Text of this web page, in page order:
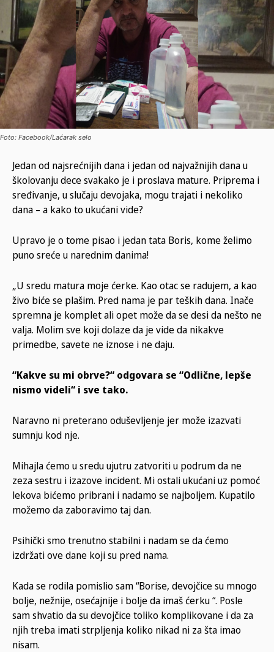
Foto: Facebook/Laćarak selo
Jedan od najsrećnijih dana i jedan od najvažnijih dana u
školovanju dece svakako je i proslava mature. Priprema i
sređivanje, u slučaju devojaka, mogu trajati i nekoliko
dana – a kako to ukućani vide?
Upravo je o tome pisao i jedan tata Boris, kome želimo
puno sreće u narednim danima!
„U sredu matura moje ćerke. Kao otac se radujem, a kao
živo biće se plašim. Pred nama je par teških dana. Inače
spremna je komplet ali opet može da se desi da nešto ne
valja. Molim sve koji dolaze da je vide da nikakve
primedbe, savete ne iznose i ne daju.
“Kakve su mi obrve?“ odgovara se “Odlične, lepše
nismo videli“ i sve tako.
Naravno ni preterano oduševljenje jer može izazvati
sumnju kod nje.
Mihajla ćemo u sredu ujutru zatvoriti u podrum da ne
zeza sestru i izazove incident. Mi ostali ukućani uz pomoć
lekova bićemo pribrani i nadamo se najboljem. Kupatilo
možemo da zaboravimo taj dan.
Psihički smo trenutno stabilni i nadam se da ćemo
izdržati ove dane koji su pred nama.
Kada se rodila pomislio sam “Borise, devojčice su mnogo
bolje, nežnije, osećajnije i bolje da imaš ćerku “. Posle
sam shvatio da su devojčice toliko komplikovane i da za
njih treba imati strpljenja koliko nikad ni za šta imao
nisam.